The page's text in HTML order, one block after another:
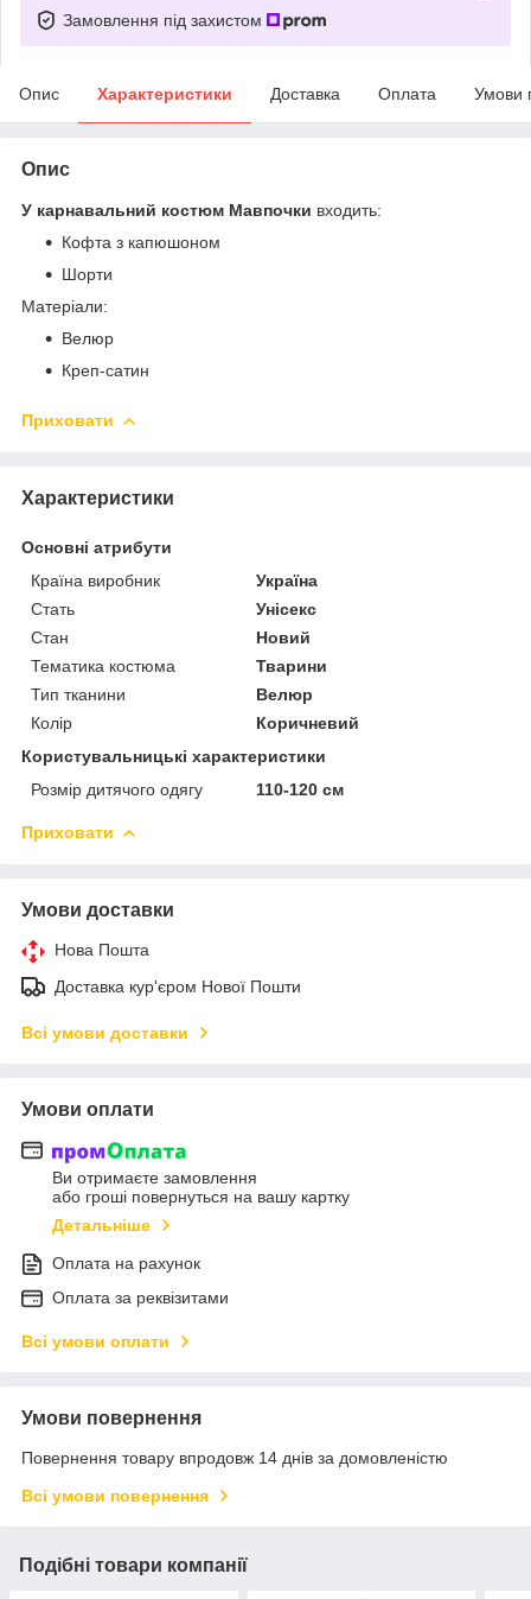
Замовлення під захистом
Опис Характеристики Доставка Оплата Умови
Опис
У карнавальний костюм Мавпочки входить:
Кофта з капюшоном
Шорти
Матеріали:
Велюр
Креп-сатин
Приховати
Характеристики
Основні атрибути
Країна виробник
Україна
Стать
Унісекс
Стан
Новий
Тематика костюма
Тварини
Тип тканини
Велюр
Колір
Коричневий
Користувальницькі характеристики
Розмір дитячого одягу
110-120 см
Приховати
Умови доставки
Нова Пошта
Доставка кур'єром Нової Пошти
Всі умови доставки
Умови оплати
Ви отримаєте замовлення
або гроші повернуться на вашу картку
Детальніше
Оплата на рахунок
Оплата за реквізитами
Всі умови оплати
Умови повернення
Повернення товару впродовж 14 днів за домовленістю
Всі умови повернення
Подібні товари компанії